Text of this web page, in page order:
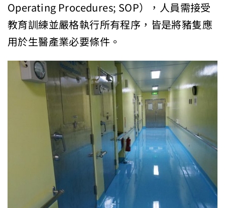
Operating Procedures; SOP），人員需接受
教育訓練並嚴格執行所有程序，皆是將豬隻應
用於生醫產業必要條件。